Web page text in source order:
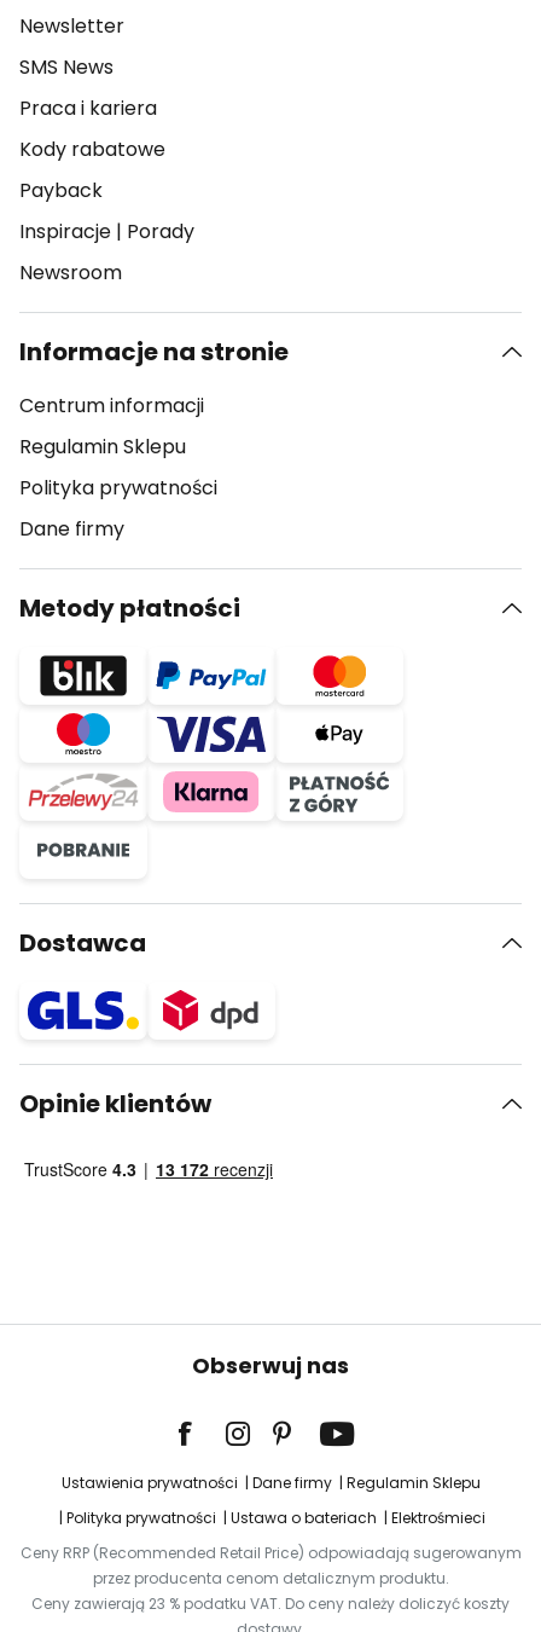
Newsletter
SMS News
Praca i kariera
Kody rabatowe
Payback
Inspiracje | Porady
Newsroom
Informacje na stronie
Centrum informacji
Regulamin Sklepu
Polityka prywatności
Dane firmy
Metody płatności
Dostawca
Opinie klientów
Obserwuj nas
Ustawienia prywatności Dane firmy
Regulamin Sklepu
Polityka prywatności
Ustawa o bateriach
Elektrośmieci
Ceny RRP (Recommended Retail Price) odpowiadają sugerowanym
przez producenta cenom detalicznym produktu.
Ceny zawierają 23 % podatku VAT. Do ceny należy doliczyć koszty